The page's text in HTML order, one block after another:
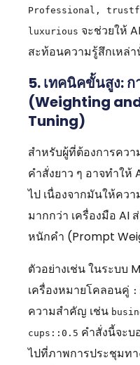
Professional,
luxurious จะช่วยให้
สะท้อนความรู้สึกเหล่
5. เทคนิคขั้นสูง:
(Weighting
Tuning)
สำหรับผู้ที่ต้องการคว
คำสั่งยาว ๆ อาจทำให้
ไป เนื่องจากมันให้คว
มากกว่า เครื่องมือ AI
หนักคำ (Prompt
ตัวอย่างเช่น ในระบบ
เครื่องหมายโคลอนคู่
ความสำคัญ เช่น
cups::0.5 คำสั่งนี้จะบ
ไปที่ภาพการประชุมท